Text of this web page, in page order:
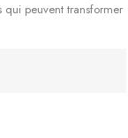
qui peuvent transformer